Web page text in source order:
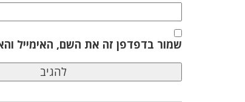
שמור בדפדפן זה את השם, האימייל